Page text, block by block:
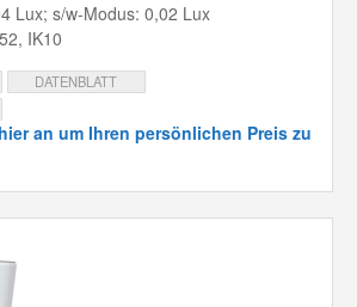
Lux; s/w-Modus: 0,02 Lux
IK10
DATENBLATT
an um Ihren persönlichen Preis zu